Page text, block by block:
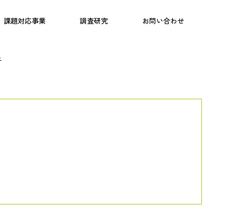
課題対応事業 調査研究 お問い合わせ
プログラム こども研究所